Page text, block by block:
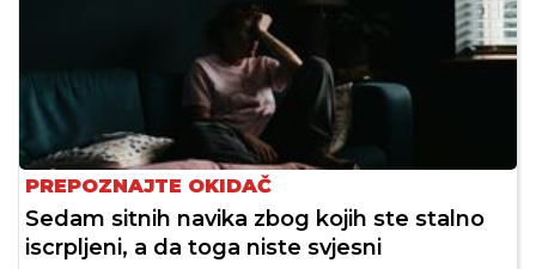
PREPOZNAJTE OKIDAČ
Sedam sitnih navika zbog kojih ste stalno
iscrpljeni, a da toga niste svjesni